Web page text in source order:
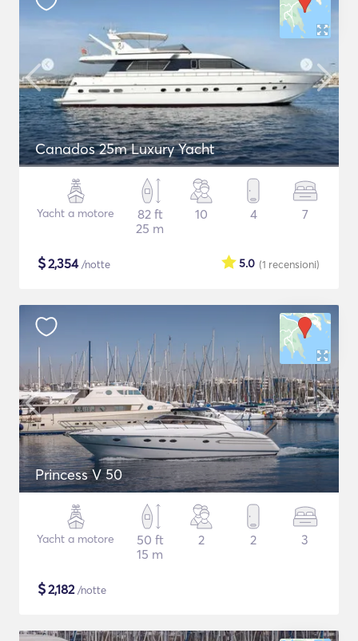
Canados 25m Luxury Yacht
Yacht a motore
82 ft
25 m
10 4 7
$2,354/notte (1 recensioni)
5.0
Princess V 50
Yacht a motore
50 ft
15 m
2 2 3
$2,182/notte